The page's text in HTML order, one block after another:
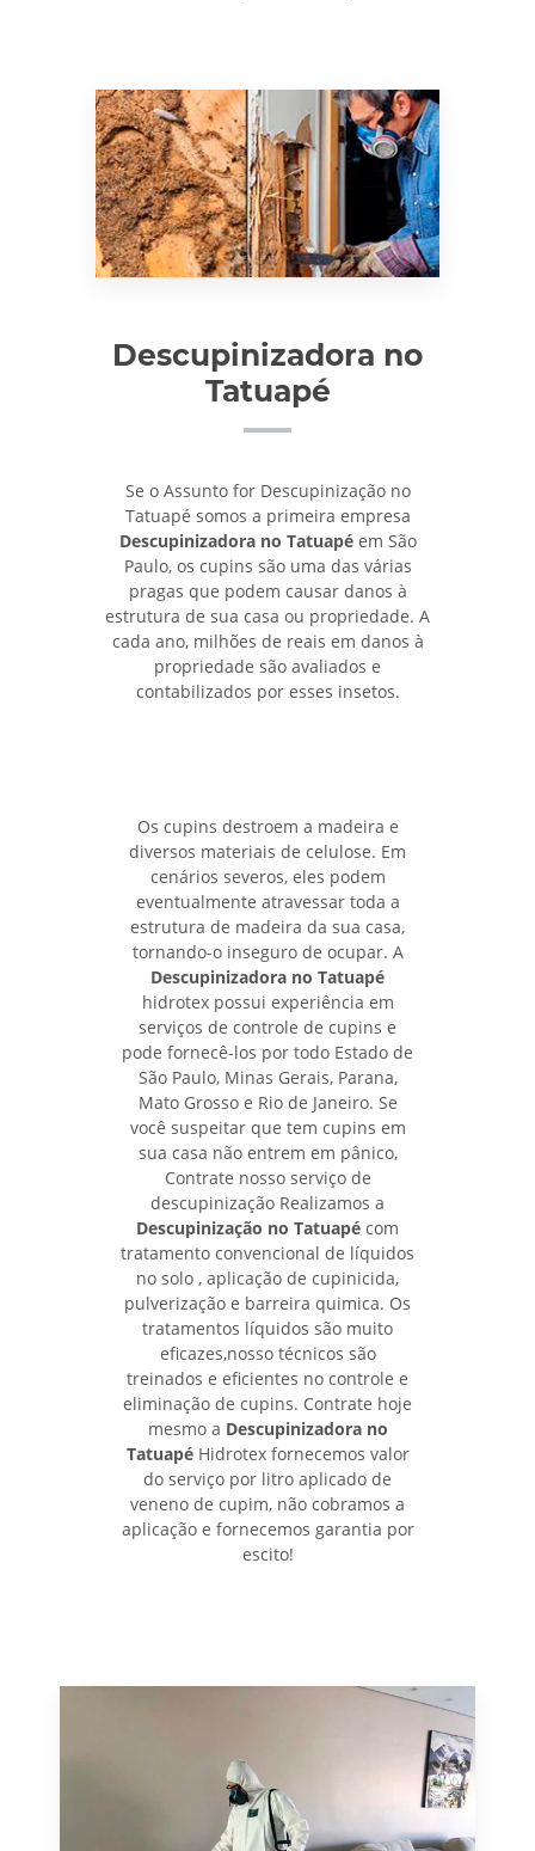
Descupinizadora no
Tatuapé
Se o Assunto for Descupinização no
Tatuapé somos a primeira empresa
Descupinizadora no Tatuapéem São
Paulo, os cupins são uma das várias
pragas que podem causar danos à
estrutura de sua casa ou propriedade. A
cada ano, milhões de reais em danos à
propriedade são avaliados e
contabilizados por esses insetos.
Os cupins destroem a madeira e
diversos materiais de celulose. Em
cenários severos, eles podem
eventualmente atravessar toda a
estrutura de madeira da sua casa,
tornando-o inseguro de ocupar. A
Descupinizadora no Tatuapé
hidrotex possui experiência em
serviços de controle de cupins e
pode fornecê-los por todo Estado de
São Paulo, Minas Gerais, Parana,
Mato Grosso e Rio de Janeiro. Se
você suspeitar que tem cupins em
sua casa não entrem em pânico,
Contrate nosso serviço de
descupinização Realizamos a
Descupinização no Tatuapé com
tratamento convencional de líquidos
no solo , aplicação de cupinicida,
pulverização e barreira quimica. Os
tratamentos líquidos são muito
eficazes,nosso técnicos são
treinados e eficientes no controle e
eliminação de cupins. Contrate hoje
mesmo a Descupinizadora no
TatuapéHidrotex fornecemos valor
do serviço por litro aplicado de
veneno de cupim, não cobramos a
aplicação e fornecemos garantia por
escito!